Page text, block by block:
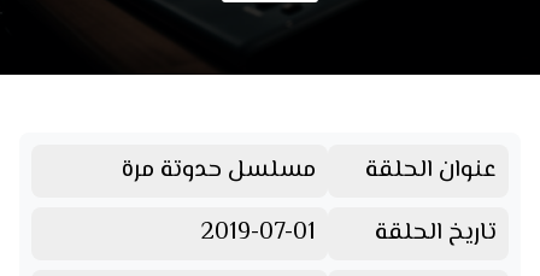
عنوان الحلقة
مسلسل حدوتة مرة
تاريخ الحلقة
2019-07-01